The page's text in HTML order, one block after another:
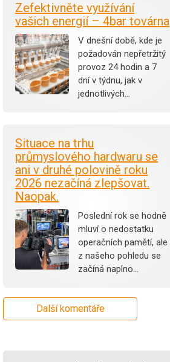
Zefektivněte využívání
vašich energií – 4bar továrna
V dnešní době, kde je
požadován nepřetržitý
provoz 24 hodin a 7
dní v týdnu, jak v
jednotlivých…
Situace na trhu
průmyslového hardwaru se
ani v druhé polovině roku
2026 nezačíná zlepšovat.
Naopak.
Poslední rok se hodně
mluví o nedostatku
operačních pamětí, ale
z našeho pohledu se
začíná naplno…
Další komentáře